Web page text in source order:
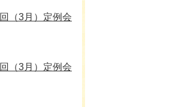
（3月）定例会
（3月）定例会